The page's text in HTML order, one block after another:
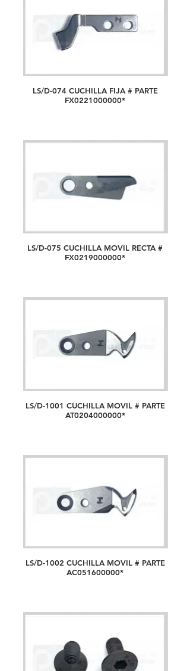
LS/D-074 CUCHILLA FIJA # PARTE
FX0221000000*
LS/D-075 CUCHILLA MOVIL RECTA #
FX0219000000*
LS/D-1001 CUCHILLA MOVIL # PARTE
AT0204000000*
LS/D-1002 CUCHILLA MOVIL # PARTE
AC051600000*